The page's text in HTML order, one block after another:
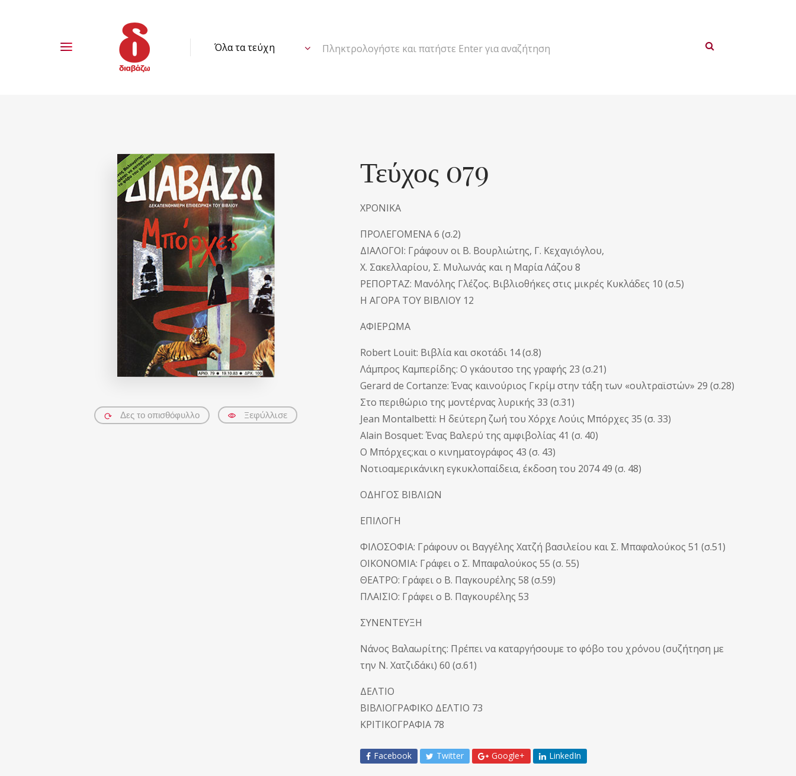
Πληκτρολογήστε και πατήστε Enter για αναζήτηση
Δες το οπισθόφυλλο Ξεφύλλισε
Τεύχος 079
ΧΡΟΝΙΚΑ
ΠΡΟΛΕΓΟΜΕΝΑ 6 (σ.2)
ΔΙΑΛΟΓΟΙ: Γράφουν οι Β. Βουρλιώτης, Γ. Κεχαγιόγλου,
X. Σακελλαρίου, Σ. Μυλωνάς και η Μαρία Λάζου 8
ΡΕΠΟΡΤΑΖ: Μανόλης Γλέζος. Βιβλιοθήκες στις μικρές Κυκλάδες 10 (σ.5)
Η ΑΓΟΡΑ ΤΟΥ ΒΙΒΛΙΟΥ 12
ΑΦΙΕΡΩΜΑ
Robert Louit: Βιβλία και σκοτάδι 14 (σ.8)
Λάμπρος Καμπερίδης: Ο γκάουτσο της γραφής 23 (σ.21)
Gerard de Cortanze: Ένας καινούριος Γκρίμ στην τάξη των «ουλτραϊστών» 29 (σ.28)
Στο περιθώριο της μοντέρνας λυρικής 33 (σ.31)
Jean Montalbetti: Η δεύτερη ζωή του Χόρχε Λούις Μπόρχες 35 (σ. 33)
Alain Bosquet: Ένας Βαλερύ της αμφιβολίας 41 (σ. 40)
Ο Μπόρχες;και ο κινηματογράφος 43 (σ. 43)
Νοτιοαμερικάνικη εγκυκλοπαίδεια, έκδοση του 2074 49 (σ. 48)
ΟΔΗΓΟΣ ΒΙΒΛΙΩΝ
ΕΠΙΛΟΓΗ
ΦΙΛΟΣΟΦΙΑ: Γράφουν οι Βαγγέλης Χατζή βασιλείου και Σ. Μπαφαλούκος 51 (σ.51)
ΟΙΚΟΝΟΜΙΑ: Γράφει ο Σ. Μπαφαλούκος 55 (σ. 55)
ΘΕΑΤΡΟ: Γράφει ο Β. Παγκουρέλης 58 (σ.59)
ΠΛΑΙΣΙΟ: Γράφει ο Β. Παγκουρέλης 53
ΣΥΝΕΝΤΕΥΞΗ
Νάνος Βαλαωρίτης: Πρέπει να καταργήσουμε το φόβο του χρόνου (συζήτηση με
την Ν. Χατζιδάκι) 60 (σ.61)
ΔΕΛΤΙΟ
ΒΙΒΛΙΟΓΡΑΦΙΚΟ ΔΕΛΤΙΟ 73
ΚΡΙΤΙΚΟΓΡΑΦΙΑ 78
Facebook Twitter Google+ LinkedIn